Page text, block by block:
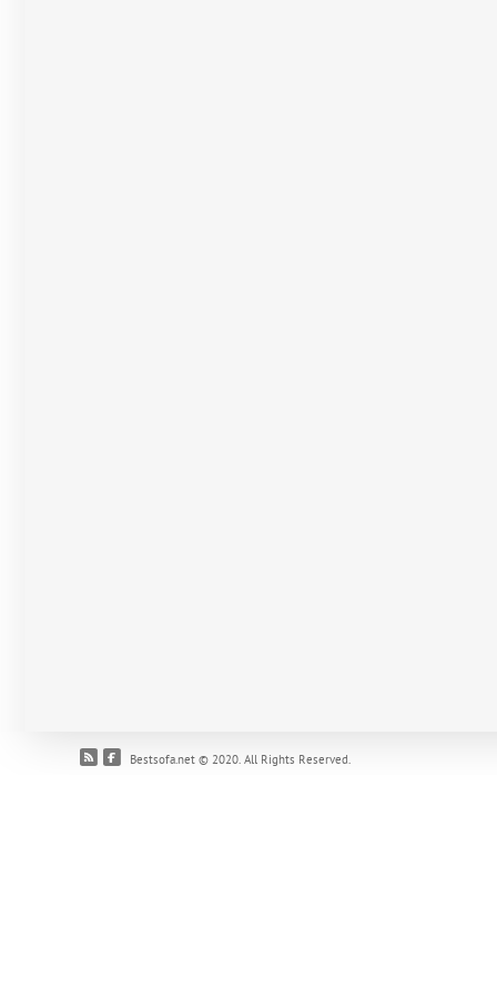
Bestsofa.net © 2020. All Rights Reserved.